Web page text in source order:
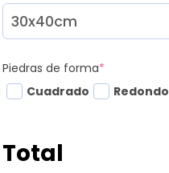
Piedras de forma*
Cuadrado
Redondo
Total